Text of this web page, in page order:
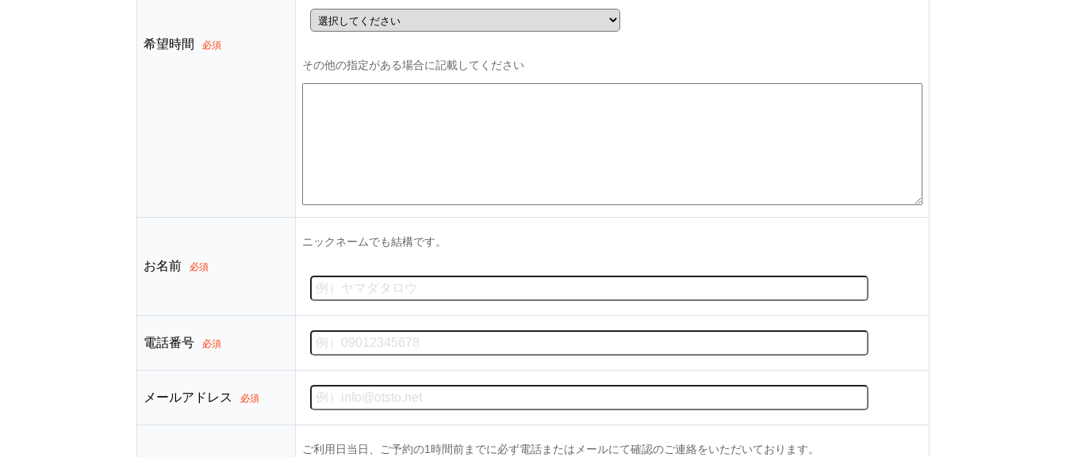
希望時間 必須
その他の指定がある場合に記載してください
お名前 必須
ニックネームでも結構です。
電話番号 必須
メールアドレス 必須
ご利用日当日、ご予約の1時間前までに必ず電話またはメールにて確認のご連絡をいただいております。